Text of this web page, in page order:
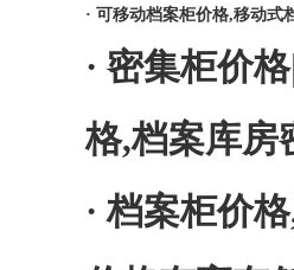
· 可移动档案柜价格,移动式
·密集柜价
格,档案库房
·档案柜价